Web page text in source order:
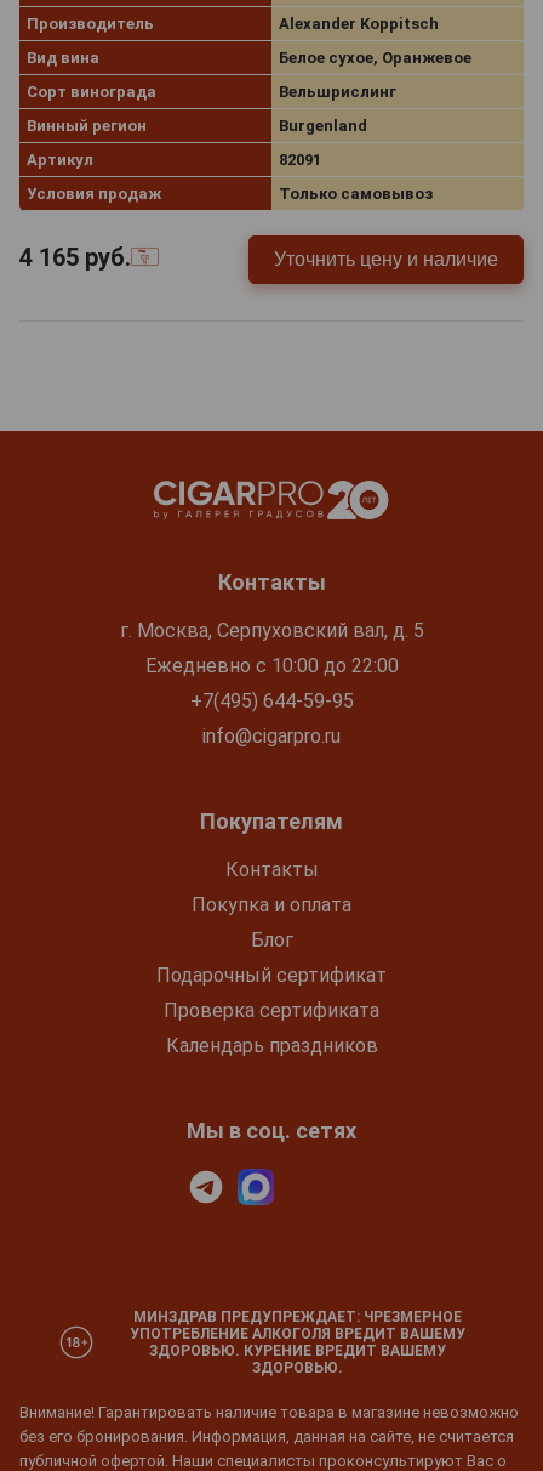
Производитель
Alexander Koppitsch
Вид вина
Белое сухое, Оранжевое
Сорт винограда
Вельшрислинг
Винный регион
Burgenland
Артикул
82091
Условия продаж
Только самовывоз
4 165 руб. Уточнить цену и наличие
Контакты
г. Москва, Серпуховский вал, д. 5
Ежедневно с 10:00 до 22:00
+7(495) 644-59-95
info@cigarpro.ru
Покупателям
Контакты
Покупка и оплата
Блог
Подарочный сертификат
Проверка сертификата
Календарь праздников
Мы в соц. сетях
МИНЗДРАВ ПРЕДУПРЕЖДАЕТ: ЧРЕЗМЕРНОЕ
УПОТРЕБЛЕНИЕ АЛКОГОЛЯ ВРЕДИТ ВАШЕМУ
ЗДОРОВЬЮ. КУРЕНИЕ ВРЕДИТ ВАШЕМУ
ЗДОРОВЬЮ.
Внимание! Гарантировать наличие товара в магазине невозможно
без его бронирования. Информация, данная на сайте, не считается
публичной офертой. Наши специалисты проконсультируют Вас о